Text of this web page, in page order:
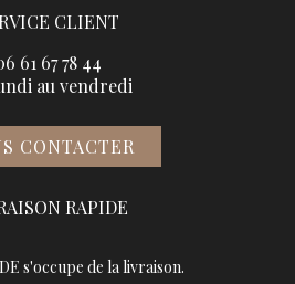
CLIENT
61 67 78 44
au vendredi
CONTACTER
RAPIDE
s'occupe de la livraison.